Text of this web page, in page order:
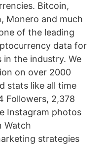
Bitcoin,
Monero and much
of the leading
data for
in the industry. We
on over 2000
stats like all time
Followers, 2,378
Instagram photos
Watch
strategies